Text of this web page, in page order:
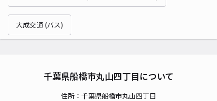
大成交通 (バス)
千葉県船橋市丸山四丁目について
住所：千葉県船橋市丸山四丁目